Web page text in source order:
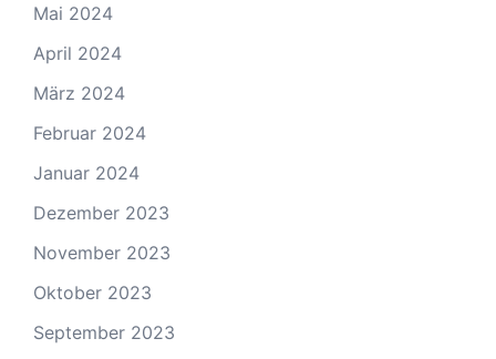
Mai 2024
April 2024
März 2024
Februar 2024
Januar 2024
Dezember 2023
November 2023
Oktober 2023
September 2023